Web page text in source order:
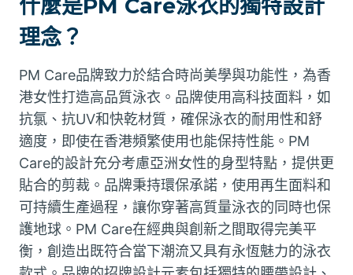
什麼是PM Care泳衣的獨特設計
理念？
PM Care品牌致力於結合時尚美學與功能性，為香
港女性打造高品質泳衣。品牌使用高科技面料，如
抗氯、抗UV和快乾材質，確保泳衣的耐用性和舒
適度，即使在香港頻繁使用也能保持性能。PM
Care的設計充分考慮亞洲女性的身型特點，提供更
貼合的剪裁。品牌秉持環保承諾，使用再生面料和
可持續生產過程，讓你穿著高質量泳衣的同時也保
護地球。PM Care在經典與創新之間取得完美平
衡，創造出既符合當下潮流又具有永恆魅力的泳衣